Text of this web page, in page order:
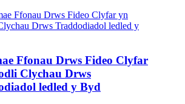
Ffonau Drws Fideo Clyfar
Clychau Drws
ledled y Byd